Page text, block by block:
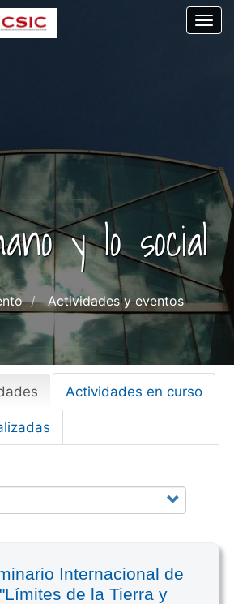
y lo social
Actividades y eventos
s
o
l
p
t
i
Actividades en curso
Internacional de
de la Tierra y